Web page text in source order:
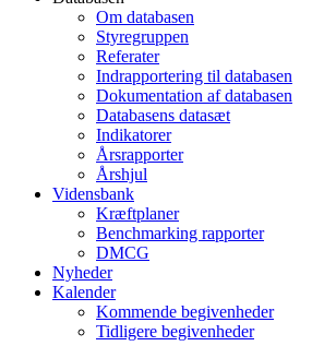
Om databasen
Styregruppen
Referater
Indrapportering til databasen
Dokumentation af databasen
Databasens datasæt
Indikatorer
Årsrapporter
Årshjul
Vidensbank
Kræftplaner
Benchmarking rapporter
DMCG
Nyheder
Kalender
Kommende begivenheder
Tidligere begivenheder